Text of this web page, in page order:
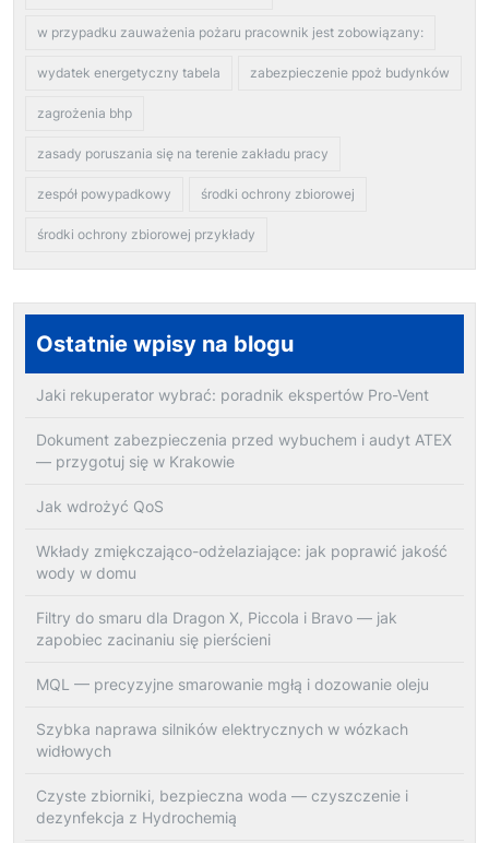
w przypadku zauważenia pożaru pracownik jest zobowiązany:
wydatek energetyczny tabela zabezpieczenie ppoż budynków
zagrożenia bhp
zasady poruszania się na terenie zakładu pracy
zespół powypadkowy środki ochrony zbiorowej
środki ochrony zbiorowej przykłady
Ostatnie wpisy na blogu
Jaki rekuperator wybrać: poradnik ekspertów Pro-Vent
Dokument zabezpieczenia przed wybuchem i audyt ATEX
— przygotuj się w Krakowie
Jak wdrożyć QoS
Wkłady zmiękczająco-odżelaziające: jak poprawić jakość
wody w domu
Filtry do smaru dla Dragon X, Piccola i Bravo — jak
zapobiec zacinaniu się pierścieni
MQL — precyzyjne smarowanie mgłą i dozowanie oleju
Szybka naprawa silników elektrycznych w wózkach
widłowych
Czyste zbiorniki, bezpieczna woda — czyszczenie i
dezynfekcja z Hydrochemią